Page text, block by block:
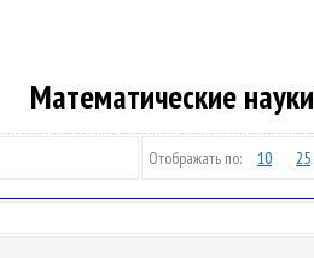
Математические науки
Отображать по: 10 25